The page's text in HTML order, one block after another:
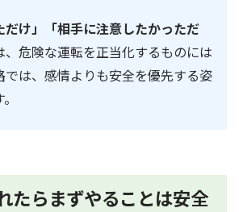
だけ」「相手に注意したかっただ
、危険な運転を正当化するものには
では、感情よりも安全を優先する姿
たらまずやることは安全